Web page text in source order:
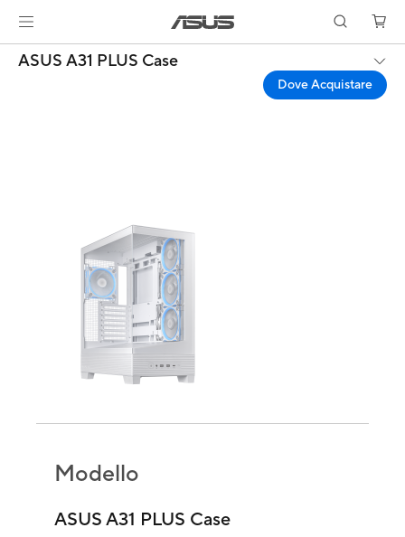
ASUS A31 PLUS Case
Dove Acquistare
Modello
ASUS A31 PLUS Case